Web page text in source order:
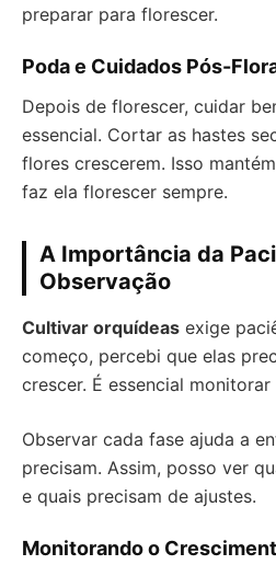
preparar para florescer.
Poda e Cuidados Pós-
Depois de florescer, cuidar
essencial. Cortar as hastes
flores crescerem. Isso
faz ela florescer sempre.
A Importância da
Observação
Cultivar orquídeas exige
começo, percebi que elas
crescer. É essencial
Observar cada fase ajuda a
precisam. Assim, posso ver
e quais precisam de ajustes.
Monitorando o